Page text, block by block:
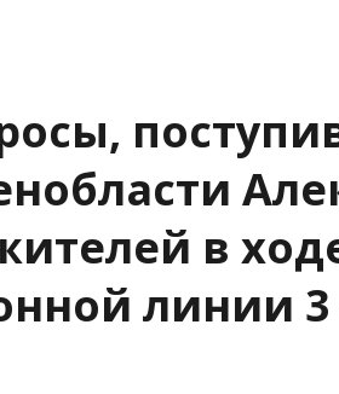
в
линии 3